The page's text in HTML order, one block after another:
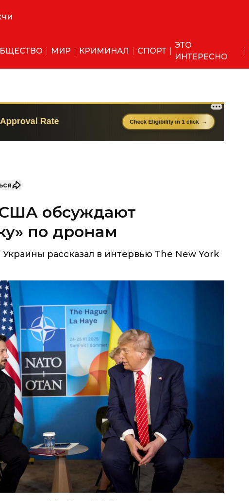
МИР КРИМИНАЛ СПОРТ
ЭТО
ИНТЕРЕСНО
обсуждают
по дронам
рассказал в интервью The New York
интервью The New York Post сообщил
о
Трампом о масштабном соглашении по